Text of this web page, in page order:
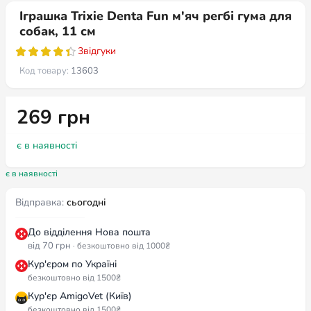
Іграшка Trixie Denta Fun м'яч регбі гума для
собак, 11 см
3відгуки
Код товару: 13603
269 грн
є в наявності
є в наявності
Відправка: сьогодні
До відділення Нова пошта
від 70 грн · безкоштовно від 1000₴
Кур'єром по Україні
безкоштовно від 1500₴
Кур'єр AmigoVet (Київ)